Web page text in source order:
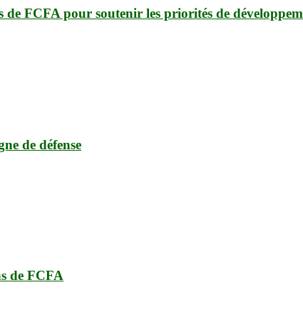
FCFA pour soutenir les priorités de
de défense
de FCFA